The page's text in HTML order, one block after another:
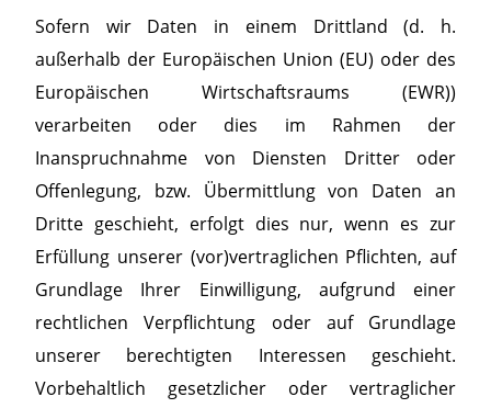
Sofern wir Daten in einem Drittland (d. h.
außerhalb der Europäischen Union (EU) oder des
Europäischen Wirtschaftsraums (EWR))
verarbeiten oder dies im Rahmen der
Inanspruchnahme von Diensten Dritter oder
Offenlegung, bzw. Übermittlung von Daten an
Dritte geschieht, erfolgt dies nur, wenn es zur
Erfüllung unserer (vor)vertraglichen Pflichten, auf
Grundlage Ihrer Einwilligung, aufgrund einer
rechtlichen Verpflichtung oder auf Grundlage
unserer berechtigten Interessen geschieht.
Vorbehaltlich gesetzlicher oder vertraglicher